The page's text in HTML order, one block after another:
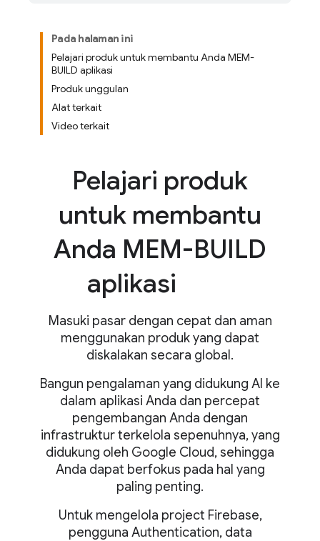
Pada halaman ini
Pelajari produk untuk membantu Anda MEM-
BUILD aplikasi
Produk unggulan
Alat terkait
Video terkait
Pelajari produk
untuk membantu
Anda MEM-BUILD
aplikasi
Masuki pasar dengan cepat dan aman
menggunakan produk yang dapat
diskalakan secara global.
Bangun pengalaman yang didukung AI ke
dalam aplikasi Anda dan percepat
pengembangan Anda dengan
infrastruktur terkelola sepenuhnya, yang
didukung oleh Google Cloud, sehingga
Anda dapat berfokus pada hal yang
paling penting.
Untuk mengelola project Firebase,
pengguna Authentication, data